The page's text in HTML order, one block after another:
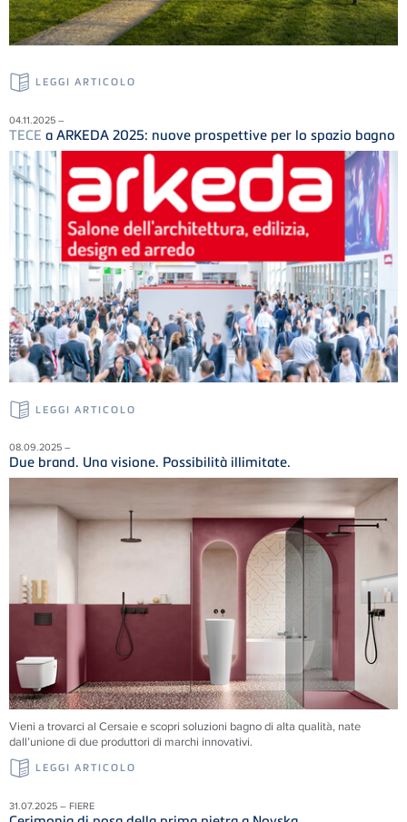
LEGGI ARTICOLO
04.11.2025 –
TECE a ARKEDA 2025: nuove prospettive per lo spazio bagno
LEGGI ARTICOLO
08.09.2025 –
Due brand. Una visione. Possibilità illimitate.
Vieni a trovarci al Cersaie e scopri soluzioni bagno di alta qualità, nate
dall’unione di due produttori di marchi innovativi.
LEGGI ARTICOLO
31.07.2025 – FIERE